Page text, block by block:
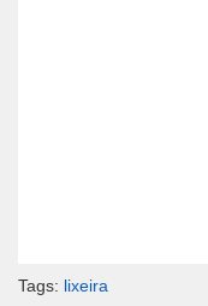
Tags: lixeira